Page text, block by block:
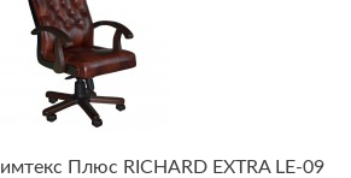
Плюс RICHARD EXTRA LE-09